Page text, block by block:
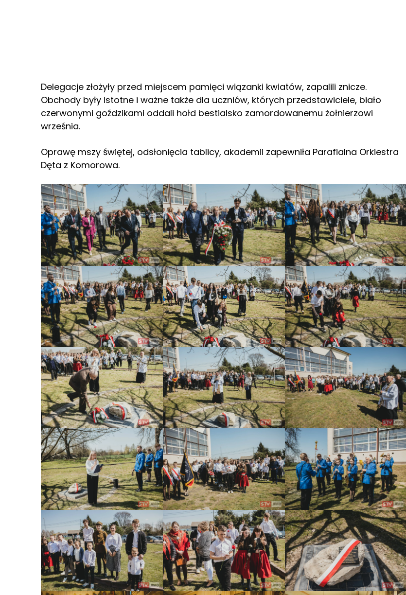
Delegacje złożyły przed miejscem pamięci wiązanki kwiatów, zapalili znicze.
Obchody były istotne i ważne także dla uczniów, których przedstawiciele, biało
czerwonymi goździkami oddali hołd bestialsko zamordowanemu żołnierzowi
września.
Oprawę mszy świętej, odsłonięcia tablicy, akademii zapewniła Parafialna Orkiestra
Dęta z Komorowa.